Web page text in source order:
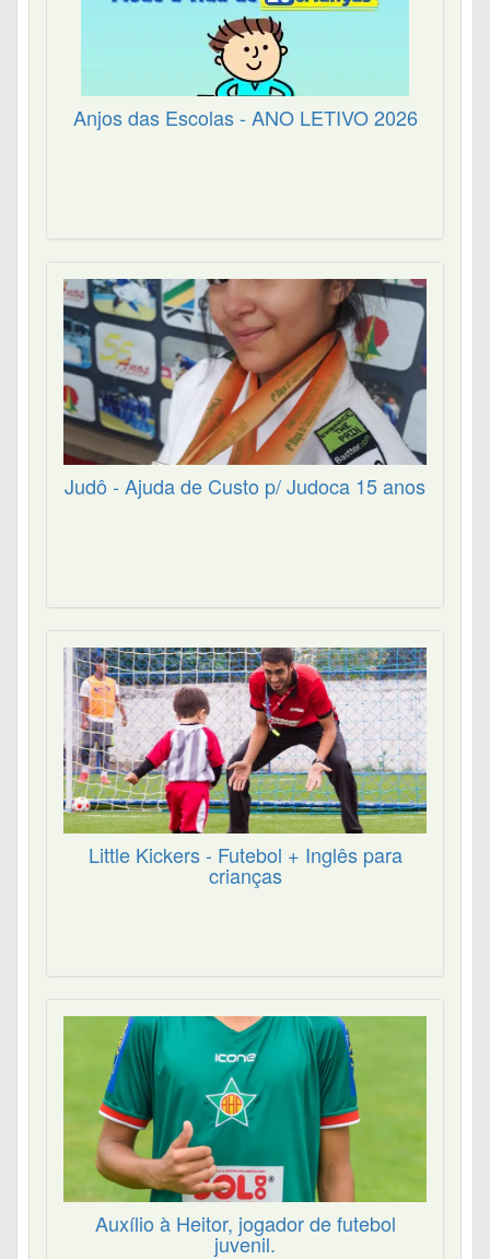
Anjos das Escolas - ANO LETIVO 2026
Judô - Ajuda de Custo p/ Judoca 15 anos
Little Kickers - Futebol + Inglês para
crianças
Auxílio à Heitor, jogador de futebol
juvenil.